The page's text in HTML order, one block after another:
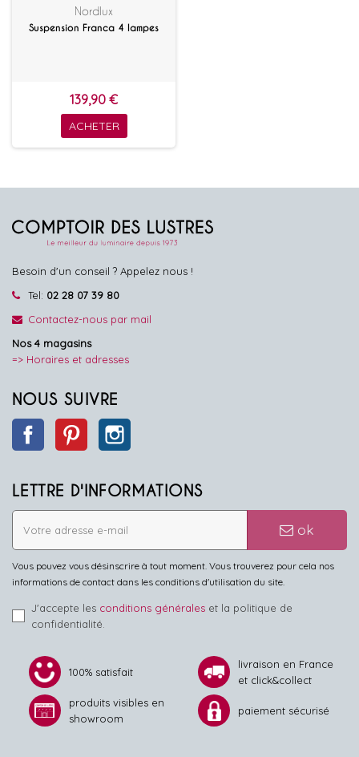
Nordlux
Suspension Franca 4 lampes
139,90 €
ACHETER
Besoin d'un conseil ? Appelez nous !
Tel: 02 28 07 39 80
Contactez-nous par mail
Nos 4 magasins
=> Horaires et adresses
NOUS SUIVRE
Facebook Pinterest
LETTRE D'INFORMATIONS
ok
Vous pouvez vous désinscrire à tout moment. Vous trouverez pour cela nos
informations de contact dans les conditions d'utilisation du site.
J'accepte les conditions générales et la politique de
confidentialité.
100% satisfait
livraison en France
et click&collect
produits visibles en
showroom
paiement sécurisé